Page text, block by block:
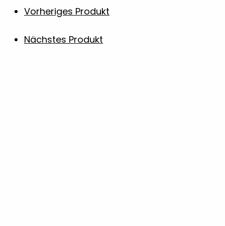
aus
Holz
Vorheriges Produkt
Nächstes Produkt